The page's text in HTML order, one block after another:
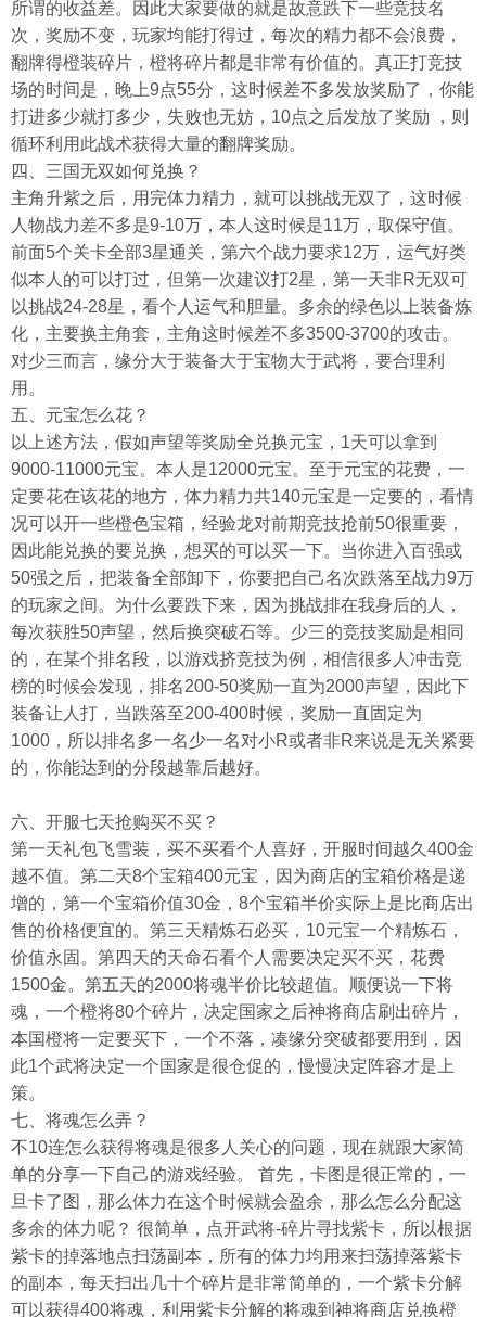
所谓的收益差。因此大家要做的就是故意跌下一些竞技名
次，奖励不变，玩家均能打得过，每次的精力都不会浪费，
翻牌得橙装碎片，橙将碎片都是非常有价值的。真正打竞技
场的时间是，晚上9点55分，这时候差不多发放奖励了，你能
打进多少就打多少，失败也无妨，10点之后发放了奖励 ，则
循环利用此战术获得大量的翻牌奖励。
四、三国无双如何兑换？
主角升紫之后，用完体力精力，就可以挑战无双了，这时候
人物战力差不多是9-10万，本人这时候是11万，取保守值。
前面5个关卡全部3星通关，第六个战力要求12万，运气好类
似本人的可以打过，但第一次建议打2星，第一天非R无双可
以挑战24-28星，看个人运气和胆量。多余的绿色以上装备炼
化，主要换主角套，主角这时候差不多3500-3700的攻击。
对少三而言，缘分大于装备大于宝物大于武将，要合理利
用。
五、元宝怎么花？
以上述方法，假如声望等奖励全兑换元宝，1天可以拿到
9000-11000元宝。本人是12000元宝。至于元宝的花费，一
定要花在该花的地方，体力精力共140元宝是一定要的，看情
况可以开一些橙色宝箱，经验龙对前期竞技抢前50很重要，
因此能兑换的要兑换，想买的可以买一下。当你进入百强或
50强之后，把装备全部卸下，你要把自己名次跌落至战力9万
的玩家之间。为什么要跌下来，因为挑战排在我身后的人，
每次获胜50声望，然后换突破石等。少三的竞技奖励是相同
的，在某个排名段，以游戏挤竞技为例，相信很多人冲击竞
榜的时候会发现，排名200-50奖励一直为2000声望，因此下
装备让人打，当跌落至200-400时候，奖励一直固定为
1000，所以排名多一名少一名对小R或者非R来说是无关紧要
的，你能达到的分段越靠后越好。
六、开服七天抢购买不买？
第一天礼包飞雪装，买不买看个人喜好，开服时间越久400金
越不值。第二天8个宝箱400元宝，因为商店的宝箱价格是递
增的，第一个宝箱价值30金，8个宝箱半价实际上是比商店出
售的价格便宜的。第三天精炼石必买，10元宝一个精炼石，
价值永固。第四天的天命石看个人需要决定买不买，花费
1500金。第五天的2000将魂半价比较超值。顺便说一下将
魂，一个橙将80个碎片，决定国家之后神将商店刷出碎片，
本国橙将一定要买下，一个不落，凑缘分突破都要用到，因
此1个武将决定一个国家是很仓促的，慢慢决定阵容才是上
策。
七、将魂怎么弄？
不10连怎么获得将魂是很多人关心的问题，现在就跟大家简
单的分享一下自己的游戏经验。 首先，卡图是很正常的，一
旦卡了图，那么体力在这个时候就会盈余，那么怎么分配这
多余的体力呢？ 很简单，点开武将-碎片寻找紫卡，所以根据
紫卡的掉落地点扫荡副本，所有的体力均用来扫荡掉落紫卡
的副本，每天扫出几十个碎片是非常简单的，一个紫卡分解
可以获得400将魂，利用紫卡分解的将魂到神将商店兑换橙